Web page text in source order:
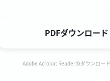
PDFダウンロード
Adobe Acrobat Readerのダウンロー